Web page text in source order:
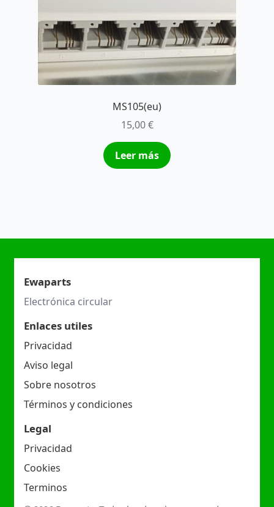
MS105(eu)
15,00€
Leer más
Ewaparts
Electrónica circular
Enlaces utiles
Privacidad
Aviso legal
Sobre nosotros
Términos y condiciones
Legal
Privacidad
Cookies
Terminos